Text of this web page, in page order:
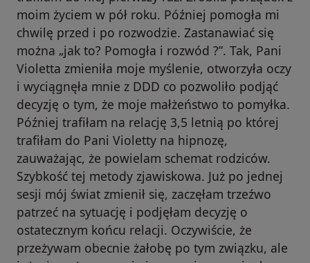
moim życiem w pół roku. Później pomogła mi
chwilę przed i po rozwodzie. Zastanawiać się
można „jak to? Pomogła i rozwód ?”. Tak, Pani
Violetta zmieniła moje myślenie, otworzyła oczy
i wyciągnęła mnie z DDD co pozwoliło podjąć
decyzję o tym, że moje małżeństwo to pomyłka.
Później trafiłam na relację 3,5 letnią po której
trafiłam do Pani Violetty na hipnozę,
zauważając, że powielam schemat rodziców.
Szybkość tej metody zjawiskowa. Już po jednej
sesji mój świat zmienił się, zaczęłam trzeźwo
patrzeć na sytuację i podjęłam decyzję o
ostatecznym końcu relacji. Oczywiście, że
przeżywam obecnie żałobę po tym związku, ale